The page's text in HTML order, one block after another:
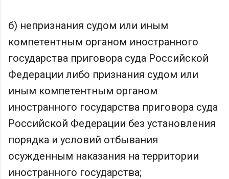
б) непризнания судом или иным
компетентным органом иностранного
государства приговора суда Российской
Федерации либо признания судом или
иным компетентным органом
иностранного государства приговора суда
Российской Федерации без установления
порядка и условий отбывания
осужденным наказания на территории
иностранного государства;